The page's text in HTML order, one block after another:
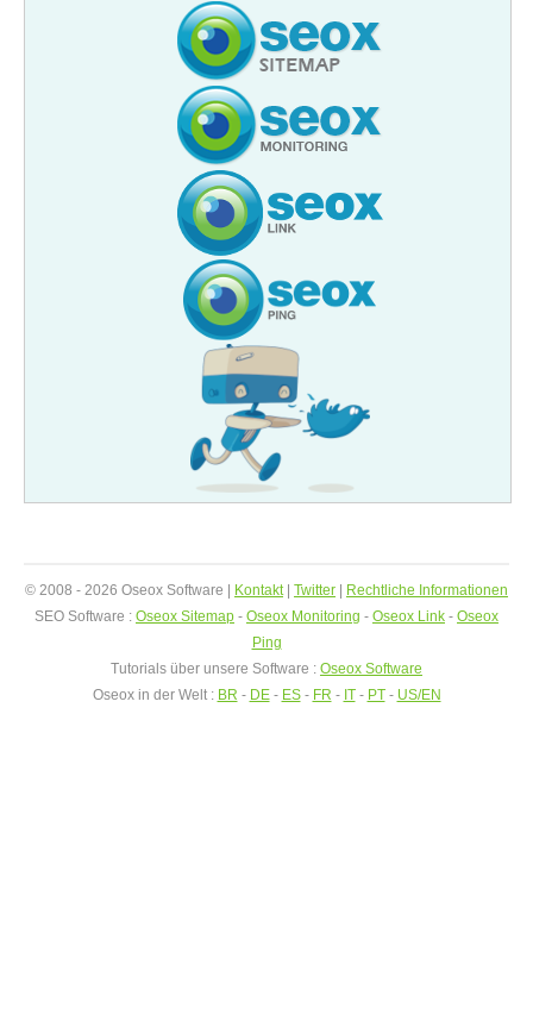
© 2008 - 2026 Oseox Software | Kontakt| Twitter
Rechtliche Informationen
SEO Software : Oseox Sitemap - Oseox Monitoring - Oseox Link - Oseox
Ping
Tutorials über unsere Software : Oseox Software
Oseox in der Welt : BR - DE- ES- FR - IT- PT- US/EN